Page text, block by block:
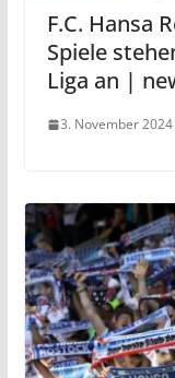
F.C. Hansa
Spiele
Liga an |
3. November 2024